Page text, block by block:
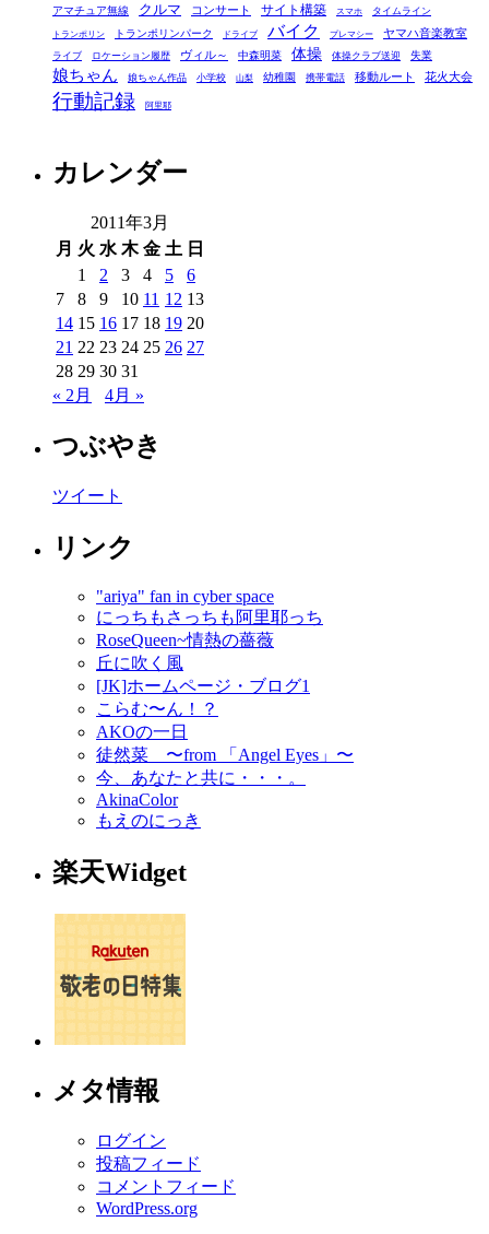
ー
アマチュア無線 クルマ コンサート サイト構築 スマホ タイムライン
トランポリン トランポリンパーク ドライブ バイク プレマシー ヤマハ音楽教室
ライブ ロケーション履歴 ヴィル～ 中森明菜 体操 体操クラブ送迎 失業
娘ちゃん 娘ちゃん作品 小学校 山梨 幼稚園 携帯電話 移動ルート 花火大会
行動記録 阿里耶
カレンダー
2011年3月
月 火 水 木 金 土 日
1
2 3 4 5
6
7
8 9 10 11 12 13
14 15 16 17 18 19 20
21 22 23 24 25 26 27
28 29 30 31
« 2月
4月 »
つぶやき
ツイート
リンク
"ariya" fan in cyber space
にっちもさっちも阿里耶っち
RoseQueen~情熱の薔薇
丘に吹く風
[JK]ホームページ・ブログ1
こらむ〜ん！？
AKOの一日
徒然菜 〜from 「Angel Eyes」〜
今、あなたと共に・・・。
AkinaColor
もえのにっき
楽天Widget
メタ情報
ログイン
投稿フィード
コメントフィード
WordPress.org